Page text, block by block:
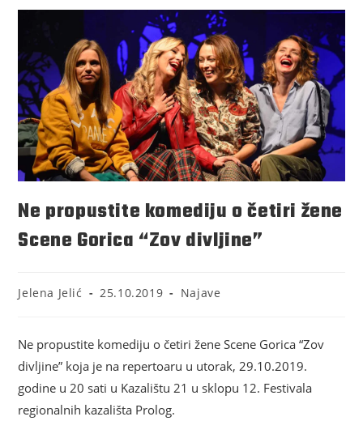
Ne propustite komediju o četiri žene
Scene Gorica “Zov divljine”
Jelena Jelić 25.10.2019 Najave
Ne propustite komediju o četiri žene Scene Gorica “Zov
divljine” koja je na repertoaru u utorak, 29.10.2019.
godine u 20 sati u Kazalištu 21 u sklopu 12. Festivala
regionalnih kazališta Prolog.